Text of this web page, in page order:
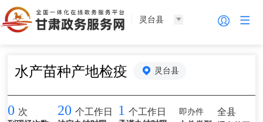
灵台县
水产苗种产地检疫 灵台县
0 次 20 个工作日 1 个工作日
即办件
全县